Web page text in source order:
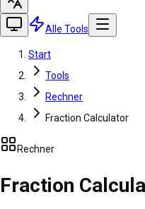
Alle Tools
Start
Tools
Rechner
Fraction Calculator
Rechner
Fraction